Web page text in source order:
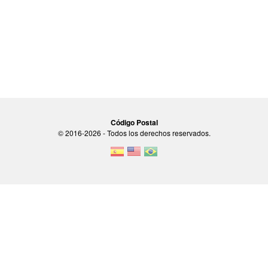
Código Postal
© 2016-2026 - Todos los derechos reservados.